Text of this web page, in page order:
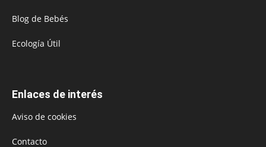
Blog de Bebés
Ecología Útil
Enlaces de interés
Aviso de cookies
Contacto